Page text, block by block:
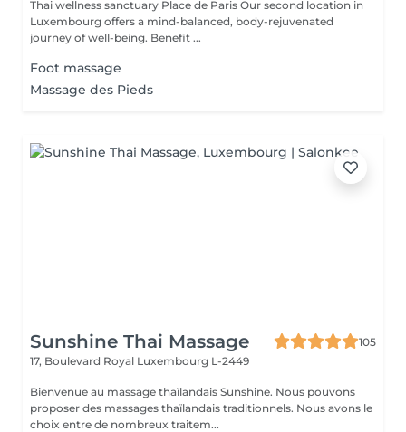
Thai wellness sanctuary Place de Paris Our second location in
Luxembourg offers a mind-balanced, body-rejuvenated
journey of well-being. Benefit ...
Foot massage
Massage des Pieds
Sunshine Thai Massage
105
17, Boulevard Royal Luxembourg L-2449
Bienvenue au massage thaïlandais Sunshine. Nous pouvons
proposer des massages thaïlandais traditionnels. Nous avons le
choix entre de nombreux traitem...